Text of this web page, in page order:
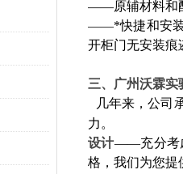
——原辅材料
——*快捷和安
开柜门无安装痕
三、广州沃霖实
几年来，公司
力。
设计——充分考
格，我们为您提